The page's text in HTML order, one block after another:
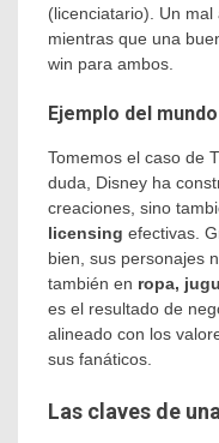
(licenciatario). Un
mientras que una
win para ambos.
Ejemplo del
Tomemos el caso de
duda, Disney ha
creaciones, sino
licensing efectivas.
bien, sus personajes
también en ropa,
es el resultado de
alineado con los
sus fanáticos.
Las claves de